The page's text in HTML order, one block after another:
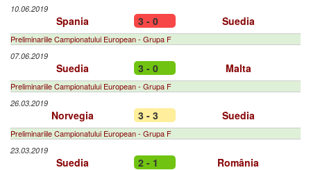
10.06.2019
Spania 3 - 0 Suedia
Preliminariile Campionatului European - Grupa F
07.06.2019
Suedia 3 - 0 Malta
Preliminariile Campionatului European - Grupa F
26.03.2019
Norvegia 3 - 3 Suedia
Preliminariile Campionatului European - Grupa F
23.03.2019
Suedia 2 - 1 România